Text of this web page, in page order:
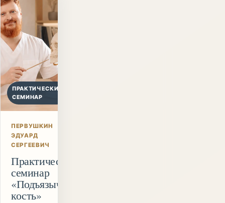
ПРАКТИЧЕСКИЙ
СЕМИНАР
ПЕРВУШКИН
ЭДУАРД
СЕРГЕЕВИЧ
Практический
семинар
«Подъязычная
кость»